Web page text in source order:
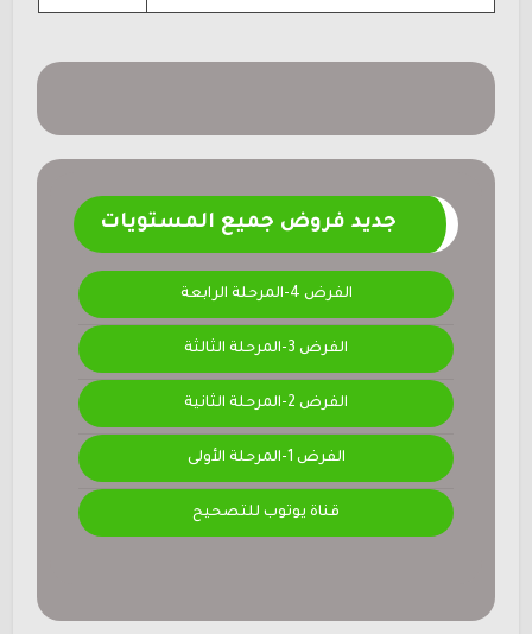
جديد فروض جميع المستويات
الفرض 4-المرحلة الرابعة
الفرض 3-المرحلة الثالثة
الفرض 2-المرحلة الثانية
الفرض 1-المرحلة الأولى
قناة يوتوب للتصحيح